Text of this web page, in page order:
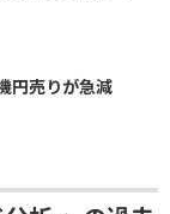
円売りが急減